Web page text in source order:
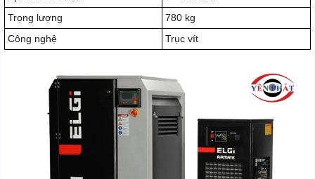
Trọng lượng
780 kg
Công nghệ
Trục vít